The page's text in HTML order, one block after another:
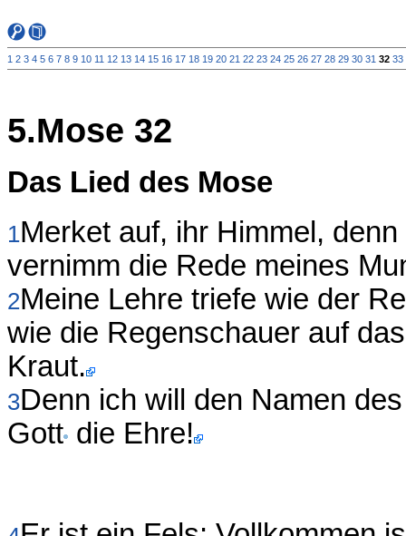
1 2 3 4 5 6 7 8 9 10 11 12 13 14 15 16 17 18 19 20 21 22 23 24 25 26 27 28 29 30 31 32 33
5.Mose 32
Das Lied des Mose
1Merket auf, ihr Himmel,
vernimm die Rede meines
2Meine Lehre triefe wie der
wie die Regenschauer auf
Kraut.
3Denn ich will den Namen
Gott die Ehre!